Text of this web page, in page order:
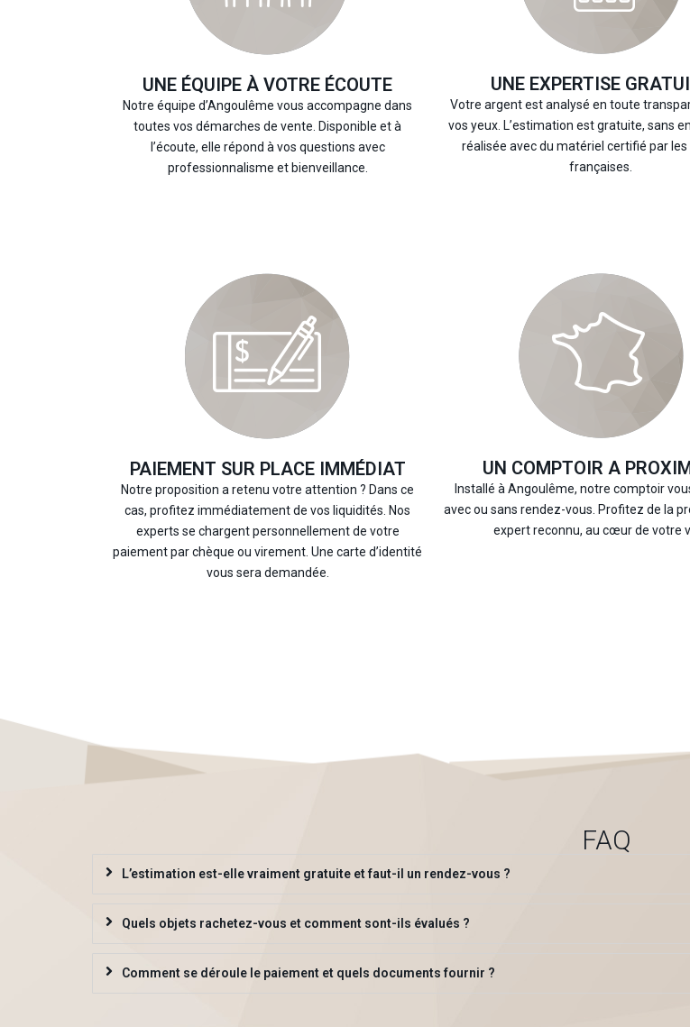
UNE ÉQUIPE À VOTRE ÉCOUTE
Notre équipe d’Angoulême vous accompagne dans
toutes vos démarches de vente. Disponible et à
l’écoute, elle répond à vos questions avec
professionnalisme et bienveillance.
UNE EXPERTISE
Votre argent est analysé en toute
vos yeux. L’estimation est gratuite, sans
réalisée avec du matériel certifié par les
françaises.
PAIEMENT SUR PLACE IMMÉDIAT
Notre proposition a retenu votre attention ? Dans ce
cas, profitez immédiatement de vos liquidités. Nos
experts se chargent personnellement de votre
paiement par chèque ou virement. Une carte d’identité
vous sera demandée.
UN COMPTOIR A
Installé à Angoulême, notre comptoir
avec ou sans rendez-vous. Profitez de la
expert reconnu, au cœur de votre
FAQ
L’estimation est-elle vraiment gratuite et faut-il un rendez-vous ?
Quels objets rachetez-vous et comment sont-ils évalués ?
Comment se déroule le paiement et quels documents fournir ?